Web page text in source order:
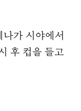
가 시야에서
후 컵을 들고